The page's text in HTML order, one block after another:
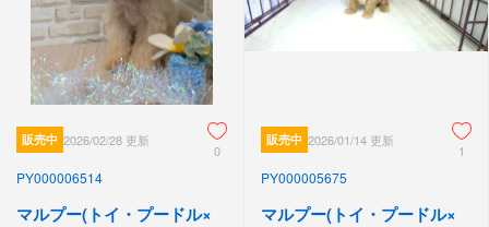
販売中 2026/02/28 更新
0
PY000006514
マルプー(トイ・プードル×
販売中 2026/01/14 更新
1
PY000005675
マルプー(トイ・プードル×